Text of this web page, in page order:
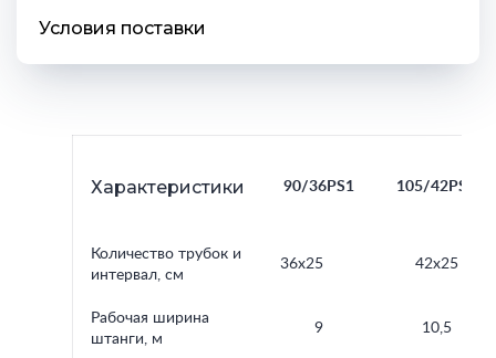
Условия поставки
Характеристики 90/36PS1 105/42PS1
Количество трубок и
интервал, см
36x25 42x25
Рабочая ширина
штанги, м
9 10,5